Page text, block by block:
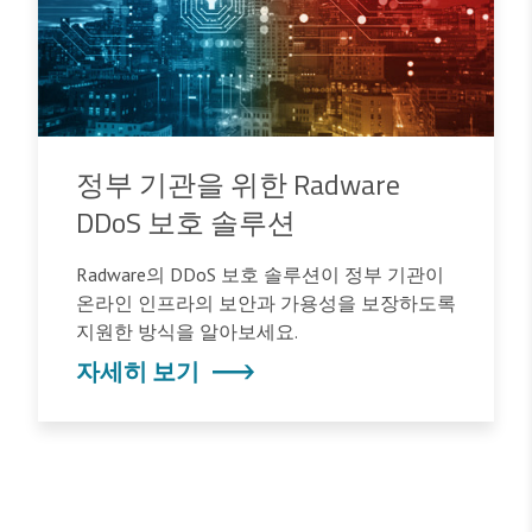
정부 기관을 위한 Radware
DDoS 보호 솔루션
Radware의 DDoS 보호 솔루션이 정부 기관이
온라인 인프라의 보안과 가용성을 보장하도록
지원한 방식을 알아보세요.
자세히 보기